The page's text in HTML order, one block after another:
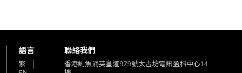
語言
繁
聯絡我們
香港鰂魚涌英皇道979號太古坊電訊盈科中心14